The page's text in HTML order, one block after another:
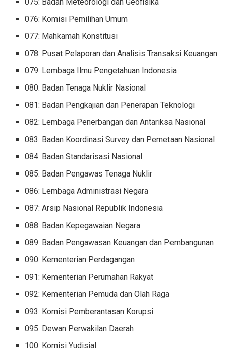
076: Komisi Pemilihan Umum
077: Mahkamah Konstitusi
078: Pusat Pelaporan dan Analisis Transaksi Keuangan
079: Lembaga Ilmu Pengetahuan Indonesia
080: Badan Tenaga Nuklir Nasional
081: Badan Pengkajian dan Penerapan Teknologi
082: Lembaga Penerbangan dan Antariksa Nasional
083: Badan Koordinasi Survey dan Pemetaan Nasional
084: Badan Standarisasi Nasional
085: Badan Pengawas Tenaga Nuklir
086: Lembaga Administrasi Negara
087: Arsip Nasional Republik Indonesia
088: Badan Kepegawaian Negara
089: Badan Pengawasan Keuangan dan Pembangunan
090: Kementerian Perdagangan
091: Kementerian Perumahan Rakyat
092: Kementerian Pemuda dan Olah Raga
093: Komisi Pemberantasan Korupsi
095: Dewan Perwakilan Daerah
100: Komisi Yudisial